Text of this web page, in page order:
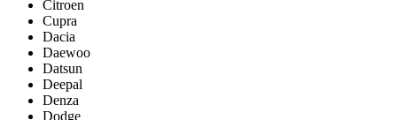
Citroen
Cupra
Dacia
Daewoo
Datsun
Deepal
Denza
Dodge